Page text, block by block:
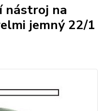
nástroj na
jemný 22/1